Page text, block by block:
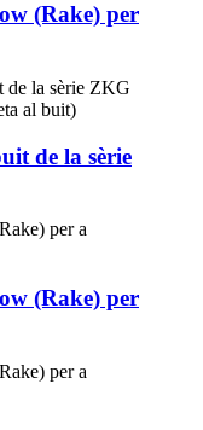
(Rake) per
de la sèrie
(Rake) per